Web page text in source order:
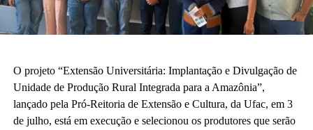
O projeto “Extensão Universitária: Implantação e Divulgação de
Unidade de Produção Rural Integrada para a Amazônia”,
lançado pela Pró-Reitoria de Extensão e Cultura, da Ufac, em 3
de julho, está em execução e selecionou os produtores que serão